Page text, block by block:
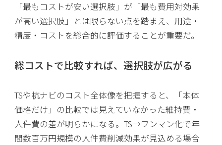
「最もコストが安い選択肢」が「最も費用対効果
が高い選択肢」とは限らない点を踏まえ、用途・
精度・コストを総合的に評価することが重要だ。
総コストで比較すれば、選択肢が広がる
TSや杭ナビのコスト全体像を把握すると、「本体
価格だけ」の比較では見えていなかった維持費・
人件費の差が明らかになる。TS→ワンマン化で年
間数百万円規模の人件費削減効果が見込める場合